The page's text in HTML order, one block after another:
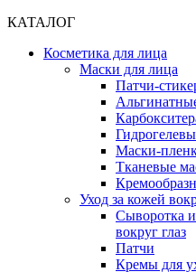
КАТАЛОГ
Косметика для лица
Маски для лица
Патчи-
Маски-
Тканевые
Уход за кожей
Сыворотка и
вокруг глаз
Патчи
Кремы для